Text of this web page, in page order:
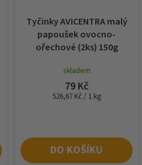
Tyčinky AVICENTRA malý
papoušek ovocno-
ořechové (2ks) 150g
skladem
79 Kč
Měrná
526,67 Kč / 1 kg
DO KOŠÍKU